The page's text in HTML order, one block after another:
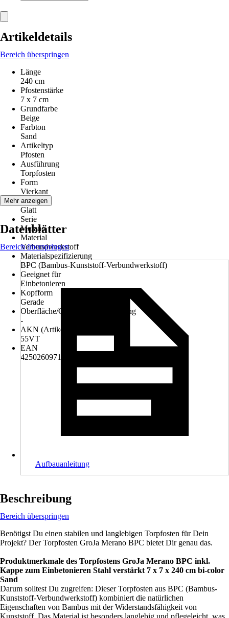
Artikeldetails
Bereich überspringen
Länge
240 cm
Pfostenstärke
7 x 7 cm
Grundfarbe
Beige
Farbton
Sand
Artikeltyp
Pfosten
Ausführung
Torpfosten
Form
Vierkant
Optik
Glatt
Serie
Merano
Material
Verbundwerkstoff
Materialspezifizierung
BPC (Bambus-Kunststoff-Verbundwerkstoff)
Geeignet für
Einbetonieren
Kopfform
Gerade
Oberfläche/Oberflächenbehandlung
-
AKN (Artikelkurznummer)
55VT
EAN
4250260971398
Mehr anzeigen
Datenblätter
Bereich überspringen
Aufbauanleitung
Beschreibung
Bereich überspringen
Benötigst Du einen stabilen und langlebigen Torpfosten für Dein
Projekt? Der Torpfosten GroJa Merano BPC bietet Dir genau das.
Produktmerkmale des Torpfostens GroJa Merano BPC inkl.
Kappe zum Einbetonieren Stahl verstärkt 7 x 7 x 240 cm bi-color
Sand
Darum solltest Du zugreifen: Dieser Torpfosten aus BPC (Bambus-
Kunststoff-Verbundwerkstoff) kombiniert die natürlichen
Eigenschaften von Bambus mit der Widerstandsfähigkeit von
Kunststoff. Das Material ist besonders langlebig und pflegeleicht, was